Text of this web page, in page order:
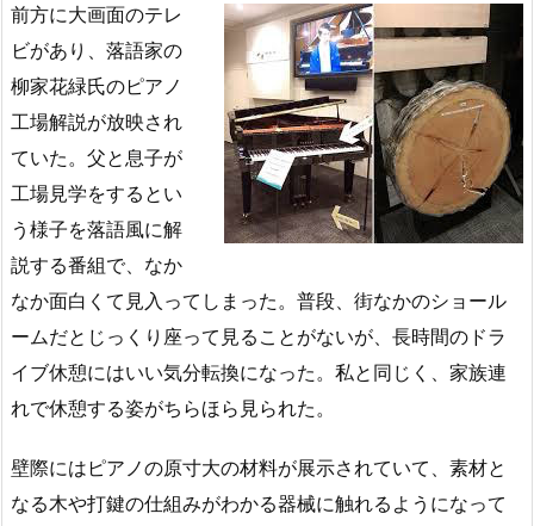
前方に大画面のテレ
ビがあり、落語家の
柳家花緑氏のピアノ
工場解説が放映され
ていた。父と息子が
工場見学をするとい
う様子を落語風に解
説する番組で、なか
なか面白くて見入ってしまった。普段、街なかのショール
ームだとじっくり座って見ることがないが、長時間のドラ
イブ休憩にはいい気分転換になった。私と同じく、家族連
れで休憩する姿がちらほら見られた。
壁際にはピアノの原寸大の材料が展示されていて、素材と
なる木や打鍵の仕組みがわかる器械に触れるようになって